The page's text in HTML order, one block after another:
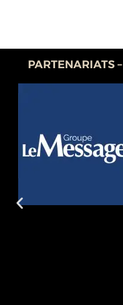
PARTENARIATS